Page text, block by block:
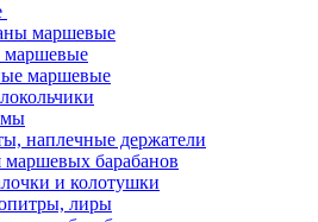
маршевые
маршевые
маршевые
наплечные держатели
маршевых барабанов
и колотушки
лиры